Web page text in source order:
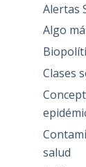
Alertas
Algo
Clases
salud